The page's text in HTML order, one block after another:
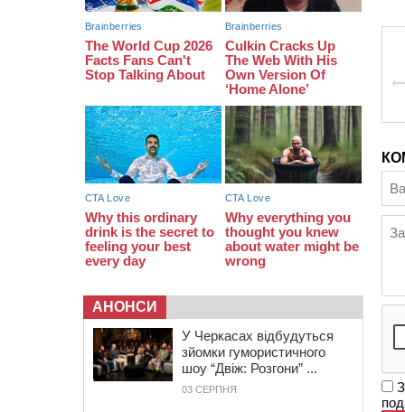
13:55
У Тальному працівники ТЦК
вибили вікно і витягли з автівки
чоловіка (ВІДЕО)
13:27 На Звенигородщині чоловік до
смерті побив 82-річного
односельця
АНОНСИ
У Черкасах відбудуться
зйомки гумористичного
шоу “Двіж: Розгони” ...
03 СЕРПНЯ